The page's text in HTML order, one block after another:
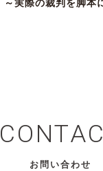
～実際の裁判を脚本
お問い合わせ